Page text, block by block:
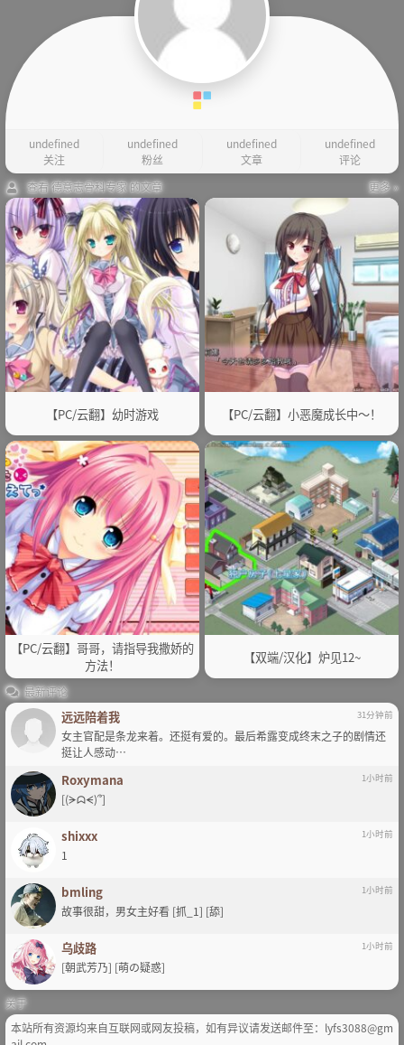
undefined
关注
undefined
粉丝
undefined
文章
undefined
评论
查看 德意志骨科专家 的文章
更多 »
【PC/云翻】幼时游戏 【PC/云翻】小恶魔成长中～！
【PC/云翻】哥哥，请指导我撒娇的
方法！
【双端/汉化】炉见12~
最新评论
远远陪着我 31分钟前
女主官配是条龙来着。还挺有爱的。最后希露变成终末之子的剧情还
挺让人感动…
Roxymana 1小时前
[(ᗒᗣᗕ)՞]
shixxx 1小时前
1
bmling 1小时前
故事很甜，男女主好看 [抓_1] [舔]
乌歧路 1小时前
[朝武芳乃] [萌の疑惑]
关于
本站所有资源均来自互联网或网友投稿，如有异议请发送邮件至：lyfs3088@gm